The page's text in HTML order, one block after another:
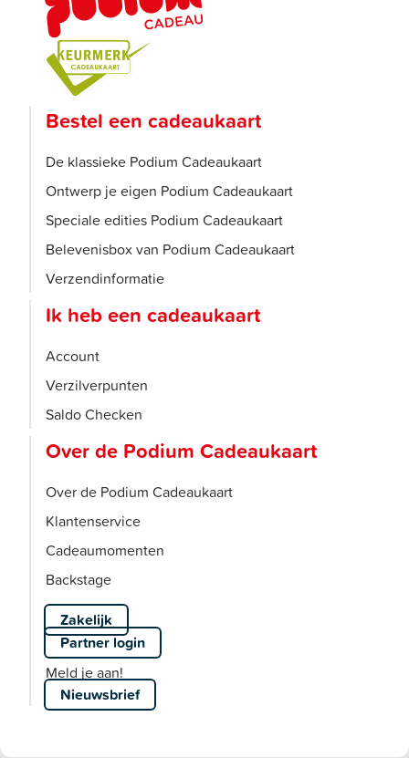
Bestel een cadeaukaart
De klassieke Podium Cadeaukaart
Ontwerp je eigen Podium Cadeaukaart
Speciale edities Podium Cadeaukaart
Belevenisbox van Podium Cadeaukaart
Verzendinformatie
Ik heb een cadeaukaart
Account
Verzilverpunten
Saldo Checken
Over de Podium Cadeaukaart
Over de Podium Cadeaukaart
Klantenservice
Cadeaumomenten
Backstage
Zakelijk
Partner login
Meld je aan!
Nieuwsbrief